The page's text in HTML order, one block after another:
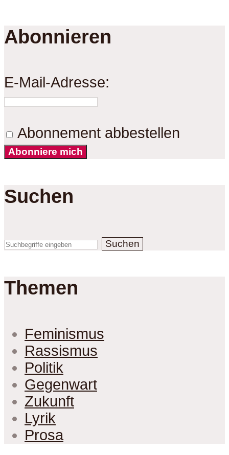
Abonnieren
E-Mail-Adresse:
Abonnement abbestellen
Abonniere mich
Suchen
Suchen
Themen
Feminismus
Rassismus
Politik
Gegenwart
Zukunft
Lyrik
Prosa